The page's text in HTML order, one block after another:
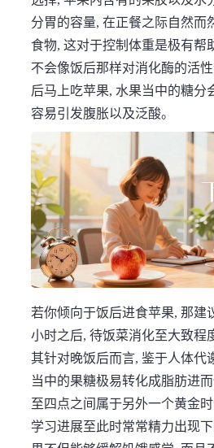
分胃的容量, 在正餐之际自然而
食物, 这对于控制体重是极有帮
不会像饭后那样对消化酶的活
后马上吃苹果, 水果当中的糖分
容易引发腹胀以及泛酸。
若你倾向于饭后进食苹果, 那建
小时之后, 待饭菜消化至大致程
其针对晚饭后而言, 鉴于人体代
当中的果糖极易转化成脂肪进
至四点之间属于另外一个黄金
学习进展至此时常常精力出现